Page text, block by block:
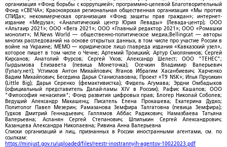
организация «Фонд борьбы с коррупцией»; программно-целевой Благотворительный
Фонд «СВЕЧА»; Красноярская региональная общественная организация «Мы против
СПИДа»; некоммерческая организация «Фонд защиты прав граждан»; интернет-
издание «Медуза»; «Аналитический центр Юрия Левады» (Левада-центр); ООО
«Альтаир 2021»; ООО «Вега 2021»; ООО «Главный редактор 2021»; ООО «Ромашки
монолит»; M.News World — общественно-политическое медиа;Bellingcat — авторы
многих расследований на основе открытых данных, в том числе про участие России в
войне на Украине; МЕМО — юридическое лицо главреда издания «Кавказский узел»,
которое пишет в том числе о Чечне; Артемий Троицкий; Артур Смолянинов; Сергей
Кирсанов; Анатолий Фурсов; Сергей Ухов; Александр Шелест; ООО "ТЕНЕС";
Гырдымова Елизавета (певица Монеточка); Осечкин Владимир Валерьевич
(Гулагу.нет); Устимов Антон Михайлович; Яганов Ибрагим Хасанбиевич; Харченко
Вадим Михайлович; Беседина Дарья Станиславовна; Проект «T9 NSK»; Илья Прусикин
(Little Big); Дарья Серенко (фемактивистка); Фидель Агумава; Эрдни Омбадыков
(официальный представитель Далай-ламы XIV в России); Рафис Кашапов; ООО
"Философия ненасилия"; Фонд развития цифровых прав; Блогер Николай Соболев;
Ведущий Александр Макашенц; Писатель Елена Прокашева; Екатерина Дудко;
Политолог Павел Мезерин; Рамазанова Земфира Талгатовна (певица Земфира);
Гудков Дмитрий Геннадьевич; Галлямов Аббас Радикович; Намазбаева Татьяна
Валерьевна; Асланян Сергей Степанович; Шпилькин Сергей Александрович;
Казанцева Александра Николаевна; Ривина Анна Валерьевна
Списки организаций и лиц, признанных в России иностранными агентами, см. по
ссылкам:
https://minjust.gov.ru/uploaded/files/reestr-inostrannyih-agentov-10022023.pdf